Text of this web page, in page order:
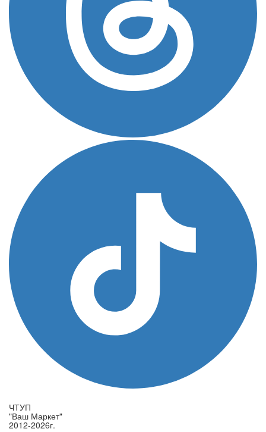
ЧТУП
"Ваш Маркет"
2012-2026г.